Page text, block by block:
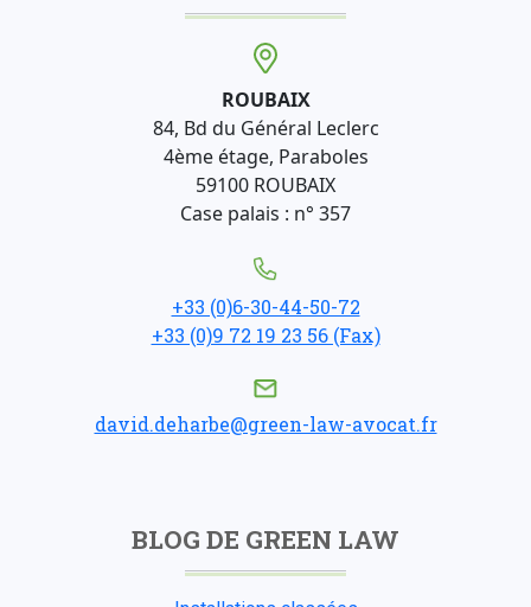
ROUBAIX
84, Bd du Général Leclerc
4ème étage, Paraboles
59100 ROUBAIX
Case palais : n° 357
+33 (0)6-30-44-50-72
+33 (0)9 72 19 23 56 (Fax)
david.deharbe@green-law-avocat.fr
BLOG DE GREEN LAW